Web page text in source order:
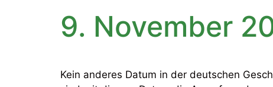
9. November
Kein anderes Datum in der deutschen